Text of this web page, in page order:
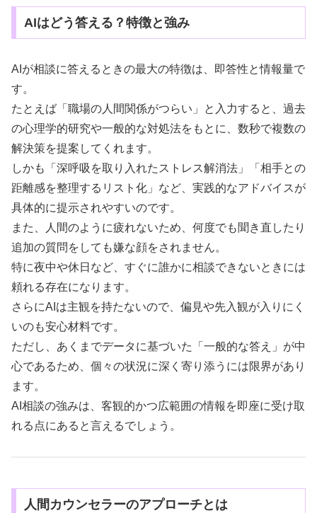
AIはどう答える？特徴と強み
AIが相談に答えるときの最大の特徴は、即答性と情報量で
す。
たとえば「職場の人間関係がつらい」と入力すると、過去
の心理学的研究や一般的な対処法をもとに、数秒で複数の
解決策を提案してくれます。
しかも「深呼吸を取り入れたストレス解消法」「相手との
距離感を整理するリスト化」など、実践的なアドバイスが
具体的に提示されやすいのです。
また、人間のように疲れないため、何度でも聞き直したり
追加の質問をしても嫌な顔をされません。
特に夜中や休日など、すぐに誰かに相談できないときには
頼れる存在になります。
さらにAIは主観を持たないので、偏見や先入観が入りにく
いのも安心材料です。
ただし、あくまでデータに基づいた「一般的な答え」が中
心であるため、個々の状況に深く寄り添うには限界があり
ます。
AI相談の強みは、客観的かつ広範囲の情報を即座に受け取
れる点にあると言えるでしょう。
人間カウンセラーのアプローチとは